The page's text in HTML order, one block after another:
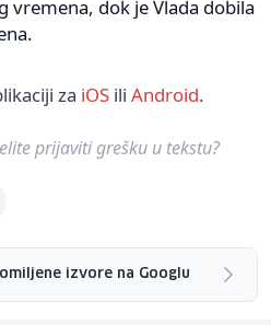
vremena, dok je Vlada dobila
za iOS ili Android.
prijaviti grešku u tekstu?
izvore na Googlu